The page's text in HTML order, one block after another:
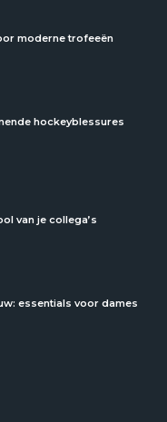
moderne trofeeën
hockeyblessures
van je collega’s
essentials voor dames